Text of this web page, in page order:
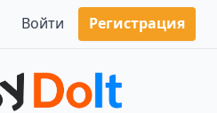
Войти Регистрация